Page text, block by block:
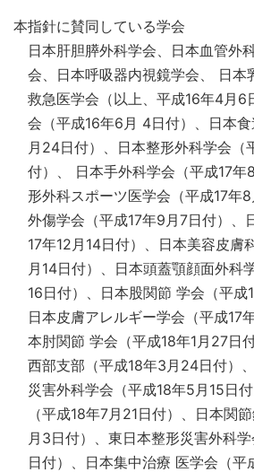
本指針に賛同している学会
日本肝胆膵外科学会、日本血管外
会、日本呼吸器内視鏡学会、 日本
救急医学会（以上、平成16年4月6
会（平成16年6月 4日付）、日本
月24日付）、日本整形外科学会（
付）、 日本手外科学会（平成17年
形外科スポーツ医学会（平成17年
外傷学会（平成17年9月7日付）、
17年12月14日付）、日本美容皮膚
月14日付）、日本頭蓋顎顔面外科
16日付）、日本股関節 学会（平成
日本皮膚アレルギー学会（平成17
本肘関節 学会（平成18年1月27日
西部支部（平成18年3月24日付）
災害外科学会（平成18年5月15日
（平成18年7月21日付）、日本関
月3日付）、東日本整形災害外科
日付）、日本集中治療 医学会（平